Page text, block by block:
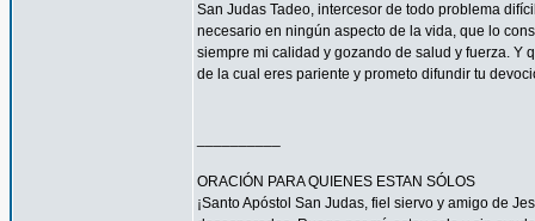
San Judas Tadeo, intercesor de todo problema
necesario en ningún aspecto de la vida, que lo
siempre mi calidad y gozando de salud y fuerza. Y
de la cual eres pariente y prometo difundir tu
ORACIÓN PARA QUIENES ESTAN SÓLOS
¡Santo Apóstol San Judas, fiel siervo y amigo de